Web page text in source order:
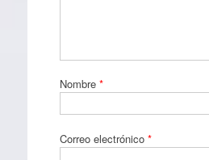
Nombre *
Correo electrónico *